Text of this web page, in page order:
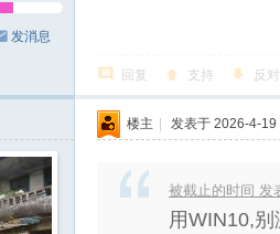
发消息
回复 支持 反对
楼主 | 发表于 2026-4-
被截止的时间 发
用WIN10,